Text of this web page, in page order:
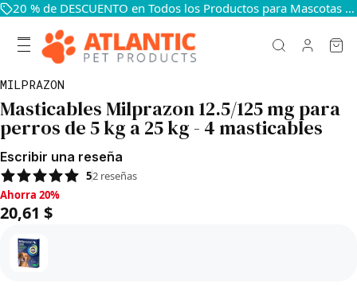
20 % de DESCUENTO en Todos los Productos para Mascotas — Mantén a Tus Mascotas Felices y Sanas
MILPRAZON
Masticables Milprazon 12.5/125 mg para
perros de 5 kg a 25 kg - 4 masticables
Escribir una reseña
52 reseñas
Ahorra 20%, 20,61 $
Ahorra 20%
20,61 $